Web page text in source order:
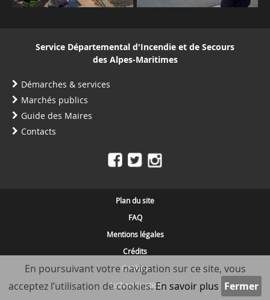
Service Départemental d'Incendie et de Secours
des Alpes-Maritimes
Démarches & services
Marchés publics
Guide des Maires
Contacts
Plan du site
FAQ
Mentions légales
Crédits
Cookies
Authentification
En poursuivant votre navigation sur ce site, vous
acceptez l’utilisation de cookies.En savoir plus